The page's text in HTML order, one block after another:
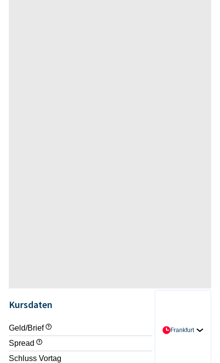
Kursdaten
Frankfurt
Geld/Brief
1,72 € / 2,12 €
Spread
Schluss Vortag